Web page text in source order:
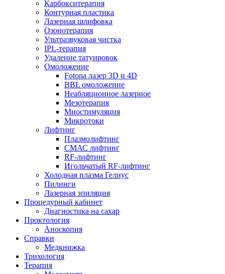
Карбокситерапия
Контурная пластика
Лазерная шлифовка
Озонотерапия
Ультразвуковая чистка
IPL-терапия
Удаление татуировок
Омоложение
Fotona лазер 3D и 4D
BBL омоложение
Неабляционное лазерное
Мезотерапия
Миостимуляция
Микротоки
Лифтинг
Плазмолифтинг
СМАС лифтинг
RF-лифтинг
Игольчатый RF-лифтинг
Холодная плазма Гелиус
Пилинги
Лазерная эпиляция
Процедурный кабинет
Диагностика на сахар
Проктология
Аноскопия
Справки
Медкнижка
Трихология
Терапия